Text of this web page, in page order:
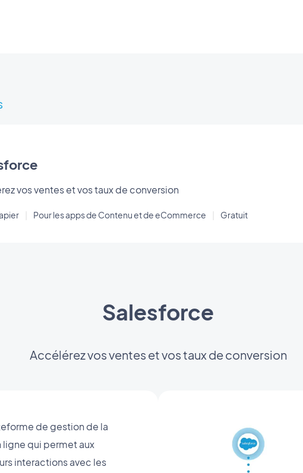
vos ventes et vos taux de conversion
Pour les apps de Contenu et de eCommerce Gratuit
Salesforce
Accélérez vos ventes et vos taux de conversion
de gestion de la
ligne qui permet aux
interactions avec les